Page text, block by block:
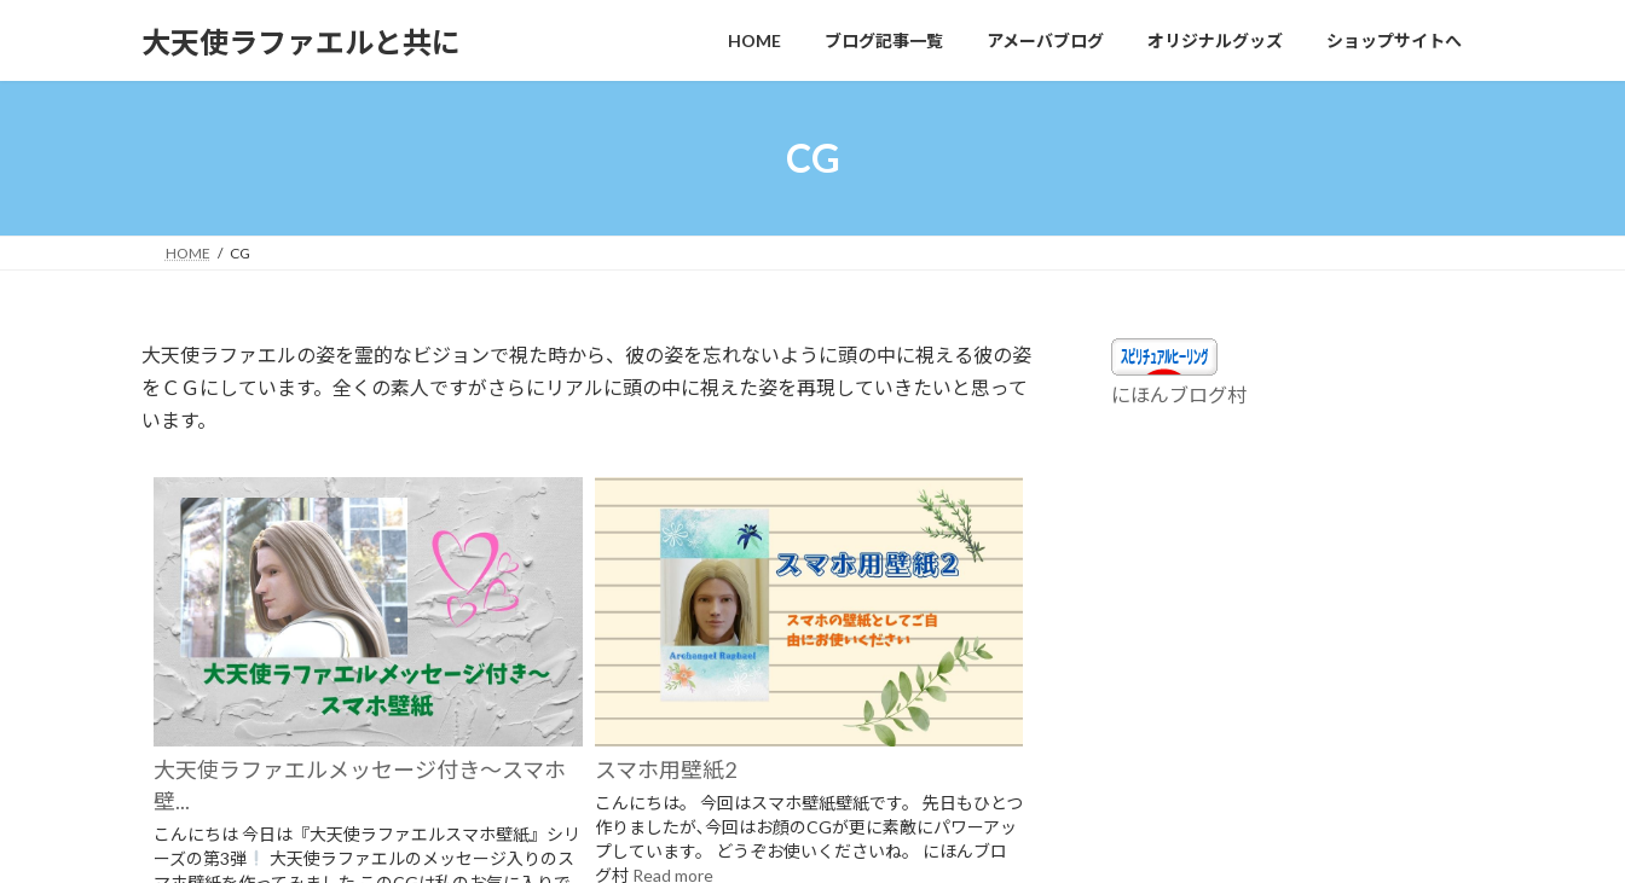
大天使ラファエルと共に HOME ブログ記事一覧 アメーバブログ オリジナルグッズ ショップサイトへ
CG
HOME CG
大天使ラファエルの姿を霊的なビジョンで視た時から、彼の姿を忘れないように頭の中に視える彼の姿
をＣＧにしています。全くの素人ですがさらにリアルに頭の中に視えた姿を再現していきたいと思って
います。
大天使ラファエルメッセージ付き～スマホ
壁...
こんにちは 今日は『大天使ラファエルスマホ壁紙』シリ
ーズの第3弾
大天使ラファエルのメッセージ入りのス
スマホ用壁紙2
こんにちは。 今回はスマホ壁紙壁紙です。 先日もひとつ
作りましたが､今回はお顔のCGが更に素敵にパワーアッ
プしています。 どうぞお使いくださいね。 にほんブロ
グ村 Read more
にほんブログ村